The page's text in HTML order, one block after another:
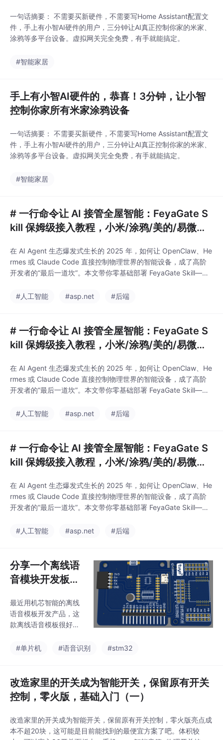
一句话摘要： 不需要买新硬件，不需要写Home Assistant配置文
件，手上有小智AI硬件的用户，三分钟让AI真正控制你家的米家、
涂鸦等多平台设备。虚拟网关完全免费，有手就能搞定。
#智能家居
手上有小智AI硬件的，恭喜！3分钟，让小智
控制你家所有米家涂鸦设备
一句话摘要： 不需要买新硬件，不需要写Home Assistant配置文
件，手上有小智AI硬件的用户，三分钟让AI真正控制你家的米家、
涂鸦等多平台设备。虚拟网关完全免费，有手就能搞定。
#智能家居
# 一行命令让 AI 接管全屋智能：FeyaGate S
kill 保姆级接入教程，小米/涂鸦/美的/易微联
在 AI Agent 生态爆发式生长的 2025 年，如何让 OpenClaw、He
rmes 或 Claude Code 直接控制物理世界的智能设备，成了高阶
开发者的“最后一道坎”。本文带你零基础部署 FeyaGate Skill——
完成米家授权，让你的 AI 通过 MCP轻松操控小米、涂鸦、美的、
#人工智能 #asp.net #后端
# 一行命令让 AI 接管全屋智能：FeyaGate S
kill 保姆级接入教程，小米/涂鸦/美的/易微联
在 AI Agent 生态爆发式生长的 2025 年，如何让 OpenClaw、He
rmes 或 Claude Code 直接控制物理世界的智能设备，成了高阶
开发者的“最后一道坎”。本文带你零基础部署 FeyaGate Skill——
完成米家授权，让你的 AI 通过 MCP轻松操控小米、涂鸦、美的、
#人工智能 #asp.net #后端
# 一行命令让 AI 接管全屋智能：FeyaGate S
kill 保姆级接入教程，小米/涂鸦/美的/易微联
在 AI Agent 生态爆发式生长的 2025 年，如何让 OpenClaw、He
rmes 或 Claude Code 直接控制物理世界的智能设备，成了高阶
开发者的“最后一道坎”。本文带你零基础部署 FeyaGate Skill——
完成米家授权，让你的 AI 通过 MCP轻松操控小米、涂鸦、美的、
#人工智能 #asp.net #后端
分享一个离线语
音模块开发板的
最近用机芯智能的离线
语音模板开发产品，这
款离线语音模板很好
一款开发板pcb，现在
面pcb打样文件下载地
址链接: https://pan.bai
du.com/s/1hCr9C8Kh
取码: hd7n......
#单片机 #语音识别 #stm32
改造家里的开关成为智能开关，保留原有开关
控制，零火版，基础入门（一）
改造家里的开关成为智能开关，保留原有开关控制，零火版亮点成
本不超20块，这可能是目前能找到的最便宜方案了吧。体积较